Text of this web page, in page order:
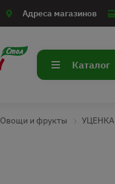
Адреса магазинов
Каталог
Овощи и фрукты УЦЕНКА